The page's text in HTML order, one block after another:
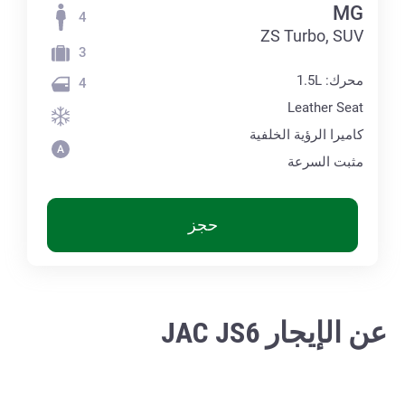
MG
ZS Turbo, SUV
محرك: 1.5L
Leather Seat
كاميرا الرؤية الخلفية
مثبت السرعة
4
3
4
حجز
عن الإيجار JAC JS6